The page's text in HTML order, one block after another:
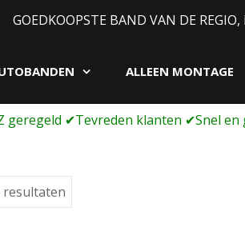
GOEDKOOPSTE BAND VAN DE
ALLEEN MONTAGE
resultaten
op